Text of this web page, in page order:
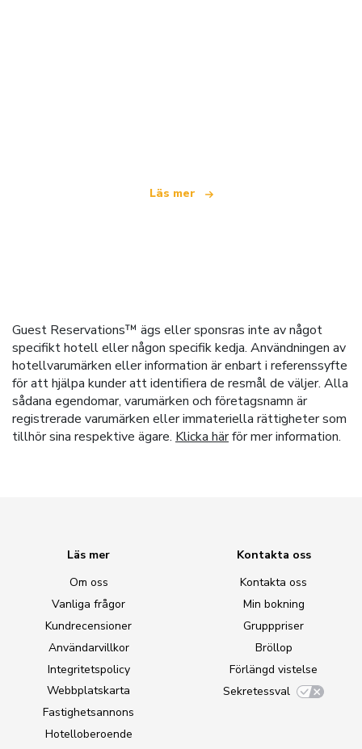
Läs mer
Guest Reservations™ ägs eller sponsras inte av något
specifikt hotell eller någon specifik kedja. Användningen av
hotellvarumärken eller information är enbart i referenssyfte
för att hjälpa kunder att identifiera de resmål de väljer. Alla
sådana egendomar, varumärken och företagsnamn är
registrerade varumärken eller immateriella rättigheter som
tillhör sina respektive ägare. Klicka härför mer information.
Läs mer
Om oss
Vanliga frågor
Kundrecensioner
Användarvillkor
Integritetspolicy
Webbplatskarta
Fastighetsannons
Hotelloberoende
Kontakta oss
Kontakta oss
Min bokning
Grupppriser
Bröllop
Förlängd vistelse
Sekretessval